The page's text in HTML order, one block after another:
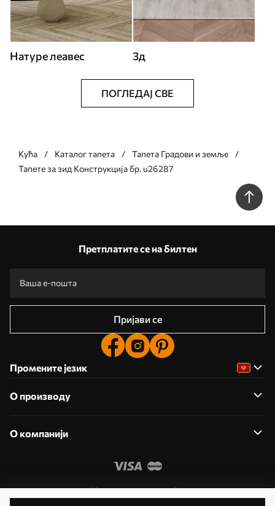
Натуре леавес 3д
ПОГЛЕДАЈ СВЕ
Кућа Каталог тапета
Тапета Градови и земље
Тапете за зид Конструкција бр. u26287
Претплатите се на билтен
Пријави се
Промените језик
О производу
О компанији
Уредите дозволе колачића